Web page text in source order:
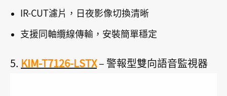
IR-CUT濾片，日夜影像切換清晰
支援同軸纜線傳輸，安裝簡單穩定
5. KIM-T7126-LSTX– 警報型雙向語音監視器